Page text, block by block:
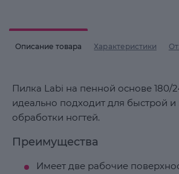
Описание товара Характеристики
Пилка Labi на пенной основе 180/
идеально подходит для быстрой и
обработки ногтей.
Преимущества
Имеет две рабочие